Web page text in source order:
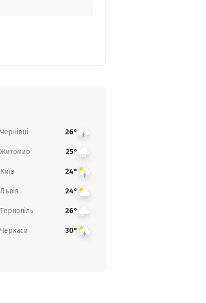
Чернівці 26°
Житомир 25°
Київ 24°
Львів 24°
Тернопіль 26°
Черкаси 30°